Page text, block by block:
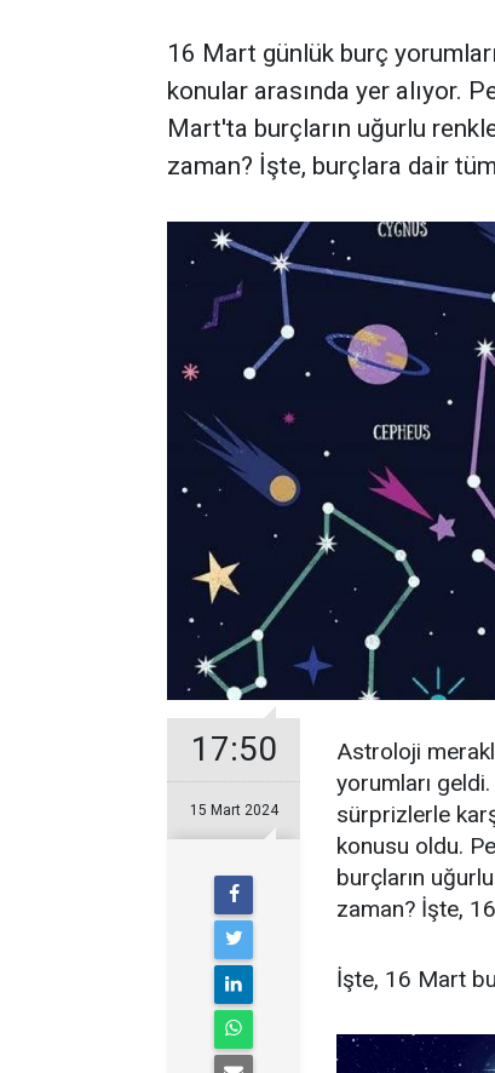
16 Mart günlük burç
konular arasında yer alıyor.
Mart'ta burçların uğurlu
zaman? İşte, burçlara dair
17:50
15 Mart 2024
Astroloji
yorumları
sürprizlerle
konusu oldu.
burçların
zaman? İşte,
İşte, 16 Mart